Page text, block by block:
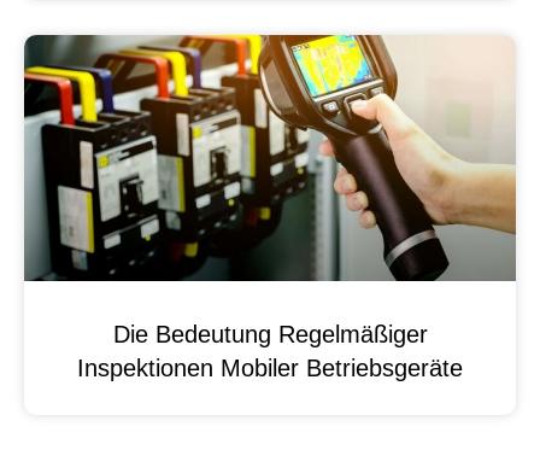
Die Bedeutung Regelmäßiger
Inspektionen Mobiler Betriebsgeräte